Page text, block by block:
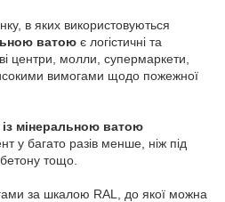
в яких використовуються
ватою є логістичні та
центри, молли, супермаркети,
вимогами щодо пожежної
мінеральною ватою
у багато разів менше, ніж під
тощо.
гами за шкалою RAL, до якої можна